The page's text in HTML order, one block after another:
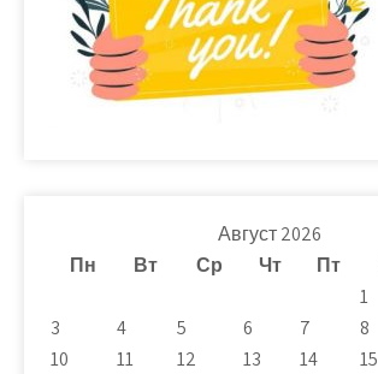
Август 2026
Пн
Вт Ср Чт Пт
1
3
4 5 6 7 8
10
11 12 13 14 15